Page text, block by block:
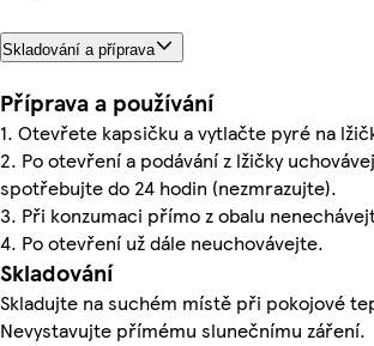
Skladování a příprava
Příprava a používání
1. Otevřete kapsičku a vytlačte pyré na
2. Po otevření a podávání z lžičky
spotřebujte do 24 hodin (nezmrazujte).
3. Při konzumaci přímo z obalu
4. Po otevření už dále neuchovávejte.
Skladování
Skladujte na suchém místě při pokojové
Nevystavujte přímému slunečnímu záření.